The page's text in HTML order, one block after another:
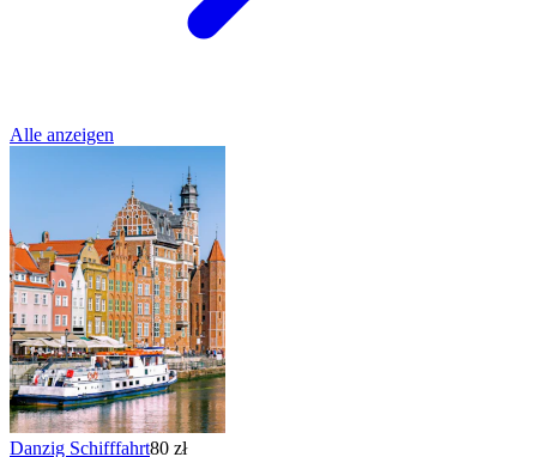
Alle anzeigen
Danzig Schifffahrt80 zł